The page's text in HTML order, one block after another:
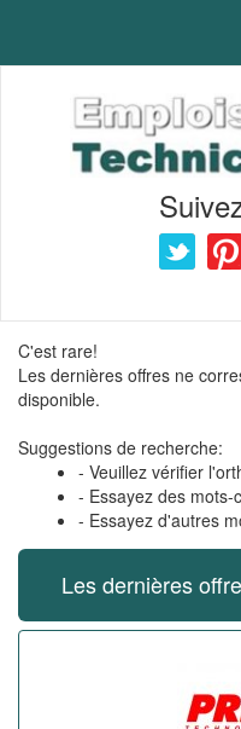
C'est rare!
Les dernières offres ne
disponible.
Suggestions de recherche:
- Veuillez vérifier
- Essayez des mots-
- Essayez d'autres
Les dernières